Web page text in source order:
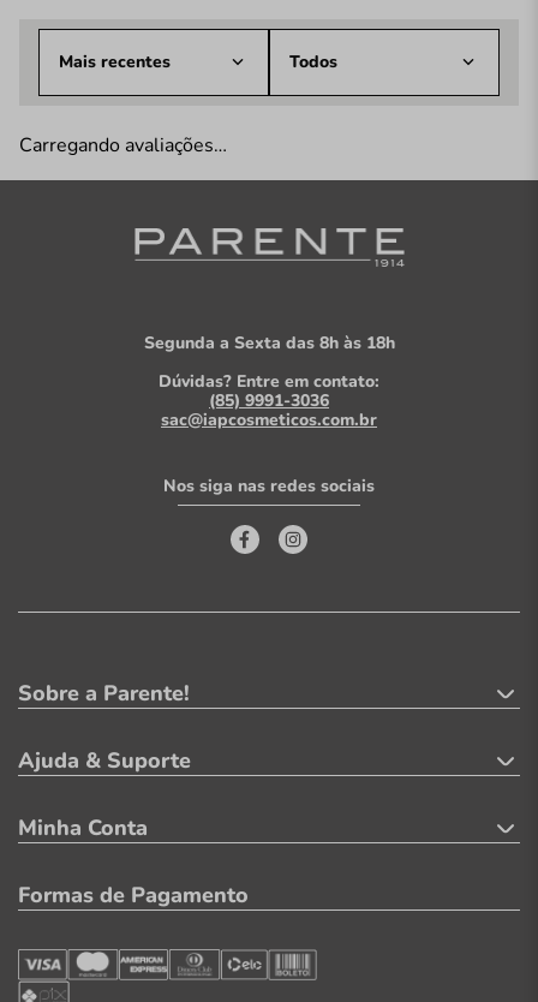
Mais recentes Todos
Carregando avaliações…
Segunda a Sexta das 8h às 18h
Dúvidas? Entre em contato:
(85) 9991-3036
sac@iapcosmeticos.com.br
Nos siga nas redes sociais
Sobre a Parente!
Ajuda & Suporte
Minha Conta
Formas de Pagamento